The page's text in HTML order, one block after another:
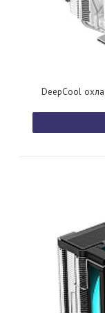
DeepCool